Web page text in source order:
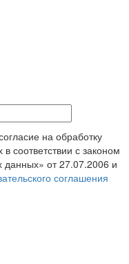
на обработку
соответствии с законом
от 27.07.2006 и
соглашения